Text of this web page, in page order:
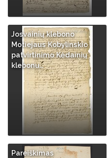
Josvainių klebono
Motiejaus Kobylinskio
patvirtinimo Kėdainių
klebonu…
Pareiškimas